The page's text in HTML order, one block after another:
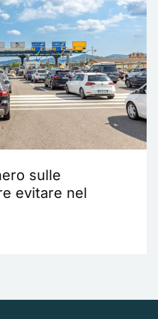
sulle
evitare nel